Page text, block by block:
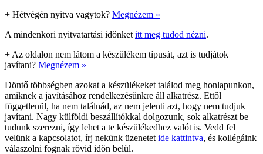
+ Hétvégén nyitva vagytok? Megnézem »
A mindenkori nyitvatartási időnket itt meg tudod nézni.
+ Az oldalon nem látom a készülékem típusát, azt is tudjátok
javítani? Megnézem »
Döntő többségben azokat a készülékeket találod meg honlapunkon,
amiknek a javításához rendelkezésünkre áll alkatrész. Ettől
függetlenül, ha nem találnád, az nem jelenti azt, hogy nem tudjuk
javítani. Nagy külföldi beszállítókkal dolgozunk, sok alkatrészt be
tudunk szerezni, így lehet a te készülékedhez valót is. Vedd fel
velünk a kapcsolatot, írj nekünk üzenetet ide kattintva, és kollégáink
válaszolni fognak rövid időn belül.